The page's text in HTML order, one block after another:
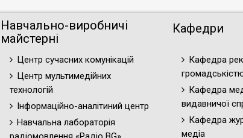
Навчально-виробничі
майстерні
Центр сучасних комунікацій
Центр мультимедійних
технологій
Інформаційно-аналітиний центр
Навчальна лабораторія
Кафедри
Кафедра
Кафедра
видавничої
Кафедра
медіа